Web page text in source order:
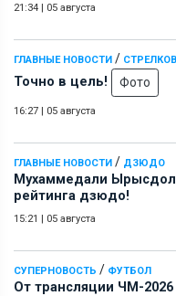
21:34 | 05 августа
ГЛАВНЫЕ НОВОСТИ /
Точно в цель! Фото
16:27 | 05 августа
ГЛАВНЫЕ НОВОСТИ / ДЗЮДО
Мухаммедали
рейтинга дзюдо!
15:21 | 05 августа
СУПЕРНОВОСТЬ / ФУТБОЛ
От трансляции ЧМ-